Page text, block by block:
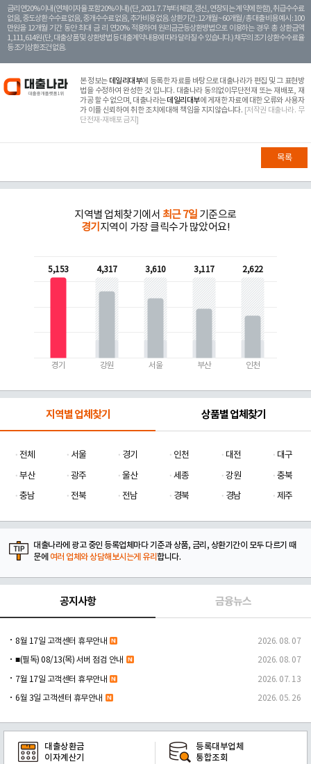
금리 연20% 이내 (연체이자율 포함 20% 이내) (단, 2021. 7. 7부터 체결, 갱신, 연장되는 계 약에 한함), 취급수수료
없음, 중도상환 수수료 없음, 중개수수료 없음, 추가비용 없음. 상환기간 : 12개월 ~ 60개월 / 총 대출 비용 예시 : 100
만원을 12개월 기간 동안 최대 금 리 연20% 적용하여 원리금균등상환방법으로 이용하는 경우 총 상환금액
1,111,614원 (단, 대출상품 및 상환방법 등 대출계약 내용에 따라 달라질 수 있습니다.) 채무의 조기 상환수수료율
등 조기상환조건 없음.
본 정보는 데일리대부에 등록한 자료를 바탕으로 대출나라가 편집 및 그 표현방
법을 수정하여 완성한 것 입니다. 대출나라 동의없이무단전재 또는 재배포, 재
가공 할 수 없으며, 대출나라는데일리대부에 게재한 자료에 대한 오류와 사용자
가 이를 신뢰하여 취한 조치에대해 책임을 지지않습니다. [저작권 대출나라. 무
단전재-재배포 금지]
목록
지역별 업체찾기에서 최근 7일 기준으로
경기 지역이 가장 클릭수가 많았어요!
5,153
경기
4,317
강원
3,610
서울
3,117
부산
2,622
인천
지역별 업체찾기 상품별 업체찾기
전체 서울 경기 인천 대전
대구
부산
광주 울산 세종 강원
충북
충남
전북 전남 경북 경남 제주
대출나라에 광고 중인 등록업체마다 기준과 상품, 금리, 상환기간이 모두 다르기 때
문에 여러 업체와 상담해보시는게 유리합니다.
공지사항 금융뉴스
8월 17일 고객센터 휴무안내 2026. 08. 07
■(필독) 08/13(목) 서버 점검 안내 2026. 08. 07
7월 17일 고객센터 휴무안내 2026. 07. 13
6월 3일 고객센터 휴무안내 2026. 05. 26
대출상환금
이자계산기
등록대부업체
통합조회